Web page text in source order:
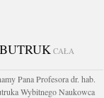
CAŁA
Pana Profesora dr. hab.
Wybitnego Naukowca